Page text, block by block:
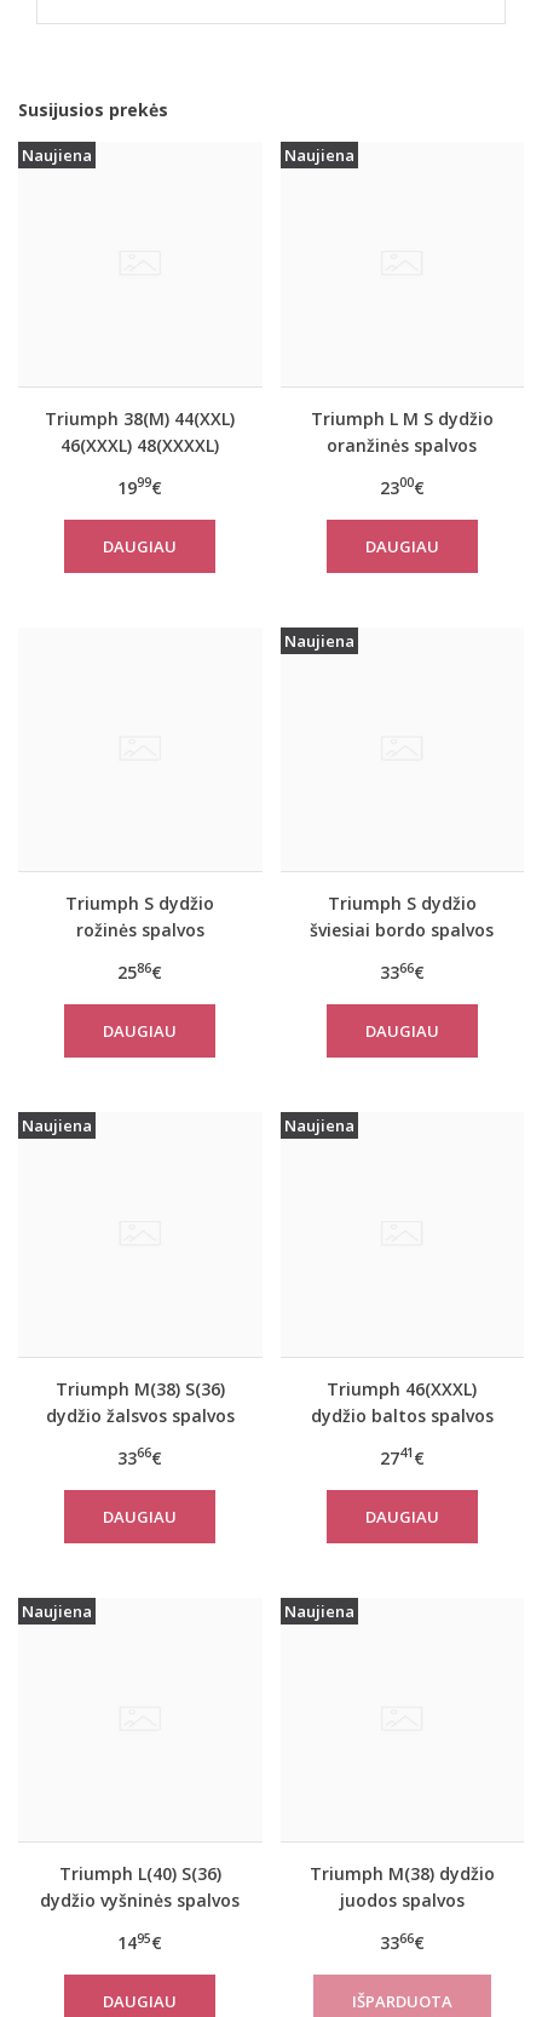
Susijusios prekės
Naujiena
Triumph 38(M) 44(XXL)
46(XXXL) 48(XXXXL)
spalvos marškinėliai Be
Pure Shirt 02
1999€
DAUGIAU
Naujiena
Triumph L M S dydžio
oranžinės spalvos
marškinėliai women
move FLOW LIGHT Tank
Top
2300€
DAUGIAU
Triumph S dydžio
rožinės spalvos
marškinėliai women
move FLEX Tank
2586€
DAUGIAU
Naujiena
Triumph S dydžio
šviesiai bordo spalvos
marškinėliai women
move FLOW Tank Top
3366€
DAUGIAU
Naujiena
Triumph M(38) S(36)
dydžio žalsvos spalvos
marškinėliai women
move FLOW Tank Top
3366€
DAUGIAU
Naujiena
Triumph 46(XXXL)
dydžio baltos spalvos
marškinėliai Yselle
Basics Shirt03 2P
2741 €
DAUGIAU
Naujiena
Triumph L(40) S(36)
dydžio vyšninės spalvos
EverNew SH01
1495€
DAUGIAU
Naujiena
Triumph M(38) dydžio
juodos spalvos
marškinėliai women
move FLOW Tank Top
3366€